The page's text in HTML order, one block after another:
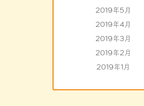
2019年5月
2019年4月
2019年3月
2019年2月
2019年1月